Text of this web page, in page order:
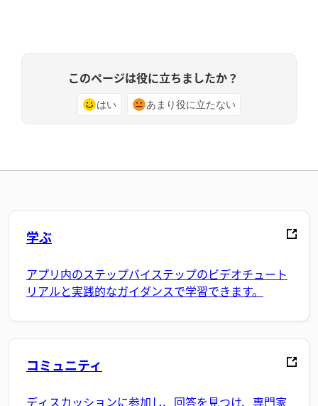
このページは役に立ちましたか？
はい あまり役に立たない
学ぶ
アプリ内のステップバイステップのビデオチュート
リアルと実践的なガイダンスで学習できます。
コミュニティ
ディスカッションに参加し、回答を見つけ、専門家